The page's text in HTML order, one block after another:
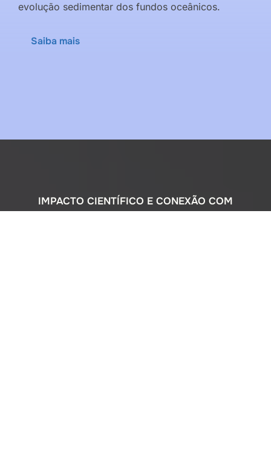
evolução sedimentar dos fundos oceânicos.
Saiba mais
IMPACTO CIENTÍFICO E CONEXÃO COM
A SOCIEDADE